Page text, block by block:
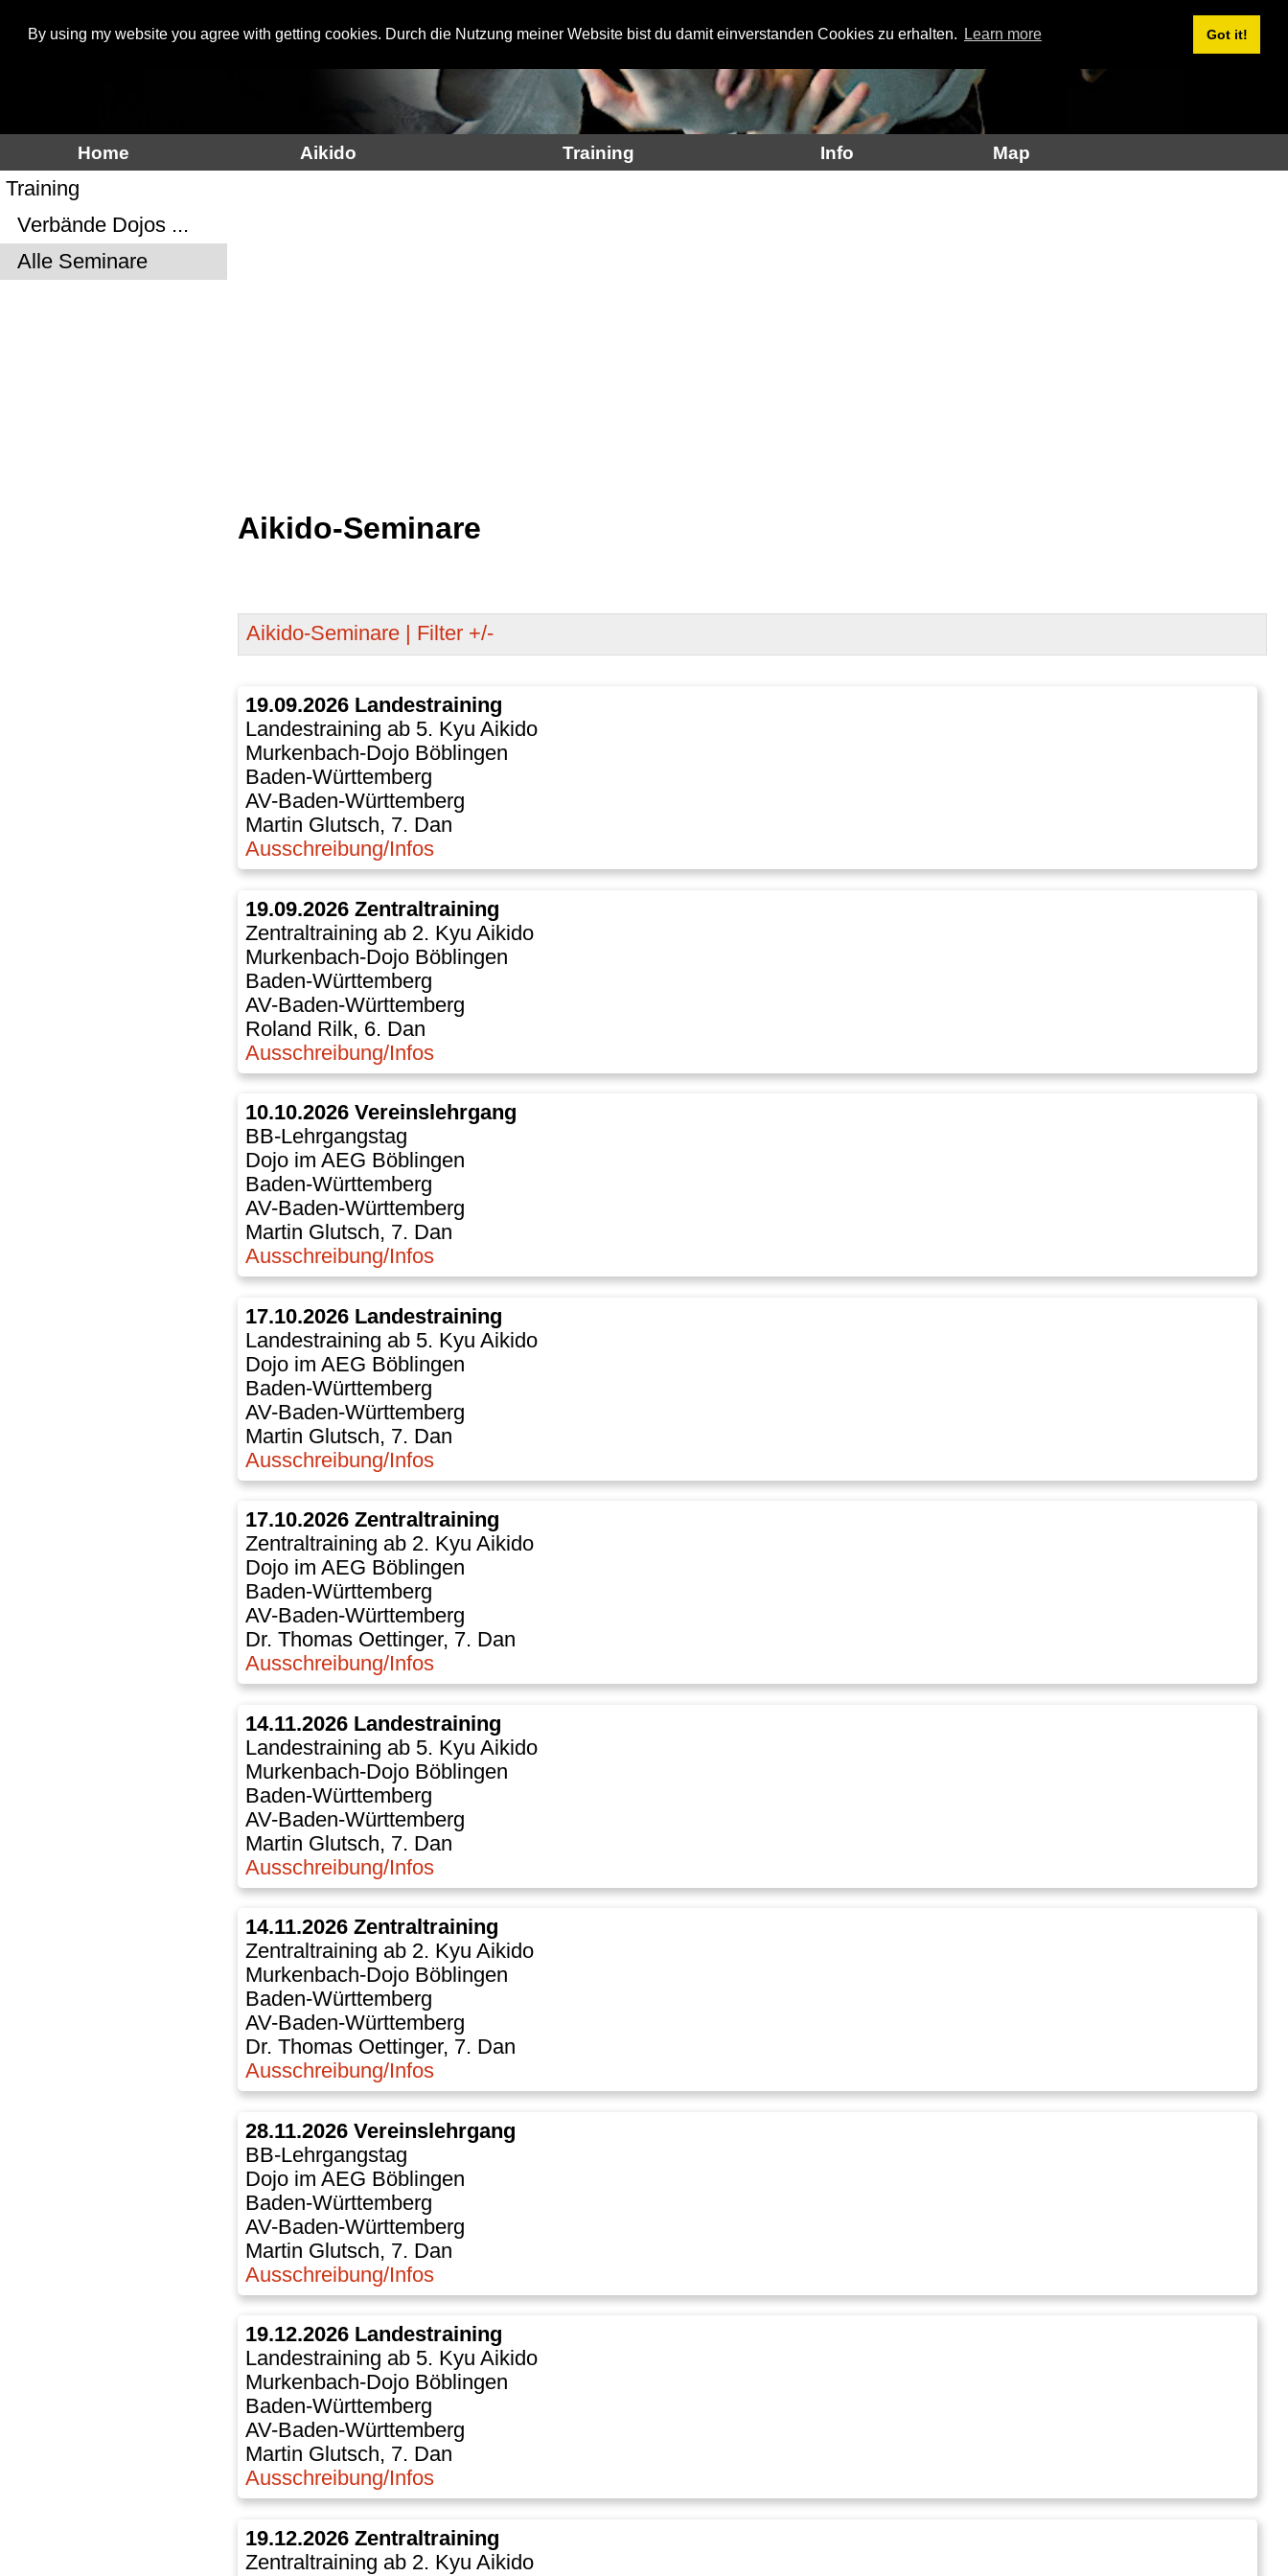
By using my website you agree with getting cookies. Durch die Nutzung meiner Website bist du damit einverstanden Cookies zu erhalten. Learn more Got it!
Aikidoinfo
Home Aikido Training Info Map
Training
Verbände Dojos ...
Alle Seminare
Aikido-Seminare
Aikido-Seminare | Filter +/-
19.09.2026 Landestraining
Landestraining ab 5. Kyu Aikido
Murkenbach-Dojo Böblingen
Baden-Württemberg
AV-Baden-Württemberg
Martin Glutsch, 7. Dan
Ausschreibung/Infos
19.09.2026 Zentraltraining
Zentraltraining ab 2. Kyu Aikido
Murkenbach-Dojo Böblingen
Baden-Württemberg
AV-Baden-Württemberg
Roland Rilk, 6. Dan
Ausschreibung/Infos
10.10.2026 Vereinslehrgang
BB-Lehrgangstag
Dojo im AEG Böblingen
Baden-Württemberg
AV-Baden-Württemberg
Martin Glutsch, 7. Dan
Ausschreibung/Infos
17.10.2026 Landestraining
Landestraining ab 5. Kyu Aikido
Dojo im AEG Böblingen
Baden-Württemberg
AV-Baden-Württemberg
Martin Glutsch, 7. Dan
Ausschreibung/Infos
17.10.2026 Zentraltraining
Zentraltraining ab 2. Kyu Aikido
Dojo im AEG Böblingen
Baden-Württemberg
AV-Baden-Württemberg
Dr. Thomas Oettinger, 7. Dan
Ausschreibung/Infos
14.11.2026 Landestraining
Landestraining ab 5. Kyu Aikido
Murkenbach-Dojo Böblingen
Baden-Württemberg
AV-Baden-Württemberg
Martin Glutsch, 7. Dan
Ausschreibung/Infos
14.11.2026 Zentraltraining
Zentraltraining ab 2. Kyu Aikido
Murkenbach-Dojo Böblingen
Baden-Württemberg
AV-Baden-Württemberg
Dr. Thomas Oettinger, 7. Dan
Ausschreibung/Infos
28.11.2026 Vereinslehrgang
BB-Lehrgangstag
Dojo im AEG Böblingen
Baden-Württemberg
AV-Baden-Württemberg
Martin Glutsch, 7. Dan
Ausschreibung/Infos
19.12.2026 Landestraining
Landestraining ab 5. Kyu Aikido
Murkenbach-Dojo Böblingen
Baden-Württemberg
AV-Baden-Württemberg
Martin Glutsch, 7. Dan
Ausschreibung/Infos
19.12.2026 Zentraltraining
Zentraltraining ab 2. Kyu Aikido